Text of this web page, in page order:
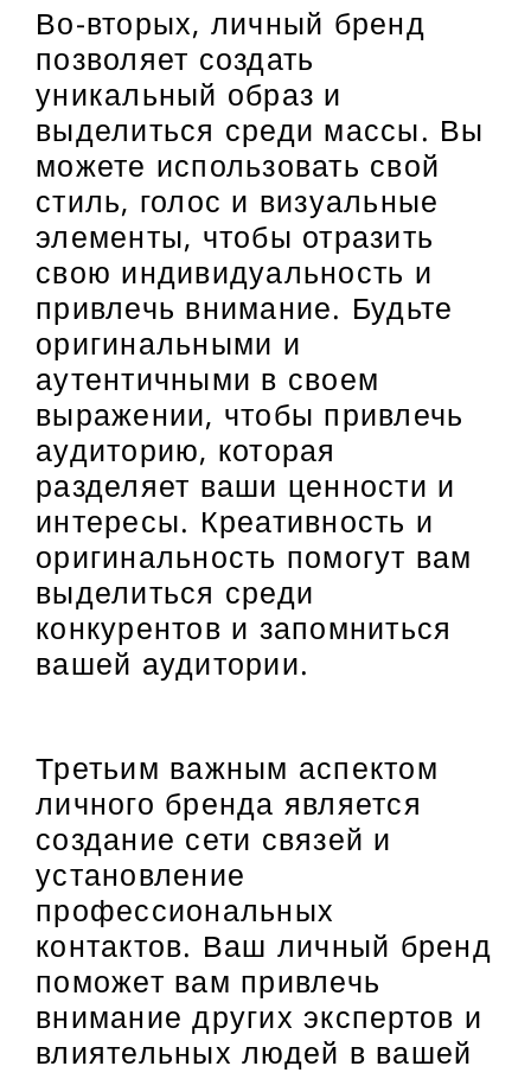
Во-вторых, личный бренд
позволяет создать
уникальный образ и
выделиться среди массы. Вы
можете использовать свой
стиль, голос и визуальные
элементы, чтобы отразить
свою индивидуальность и
привлечь внимание. Будьте
оригинальными и
аутентичными в своем
выражении, чтобы привлечь
аудиторию, которая
разделяет ваши ценности и
интересы. Креативность и
оригинальность помогут вам
выделиться среди
конкурентов и запомниться
вашей аудитории.
Третьим важным аспектом
личного бренда является
создание сети связей и
установление
профессиональных
контактов. Ваш личный бренд
поможет вам привлечь
внимание других экспертов и
влиятельных людей в вашей